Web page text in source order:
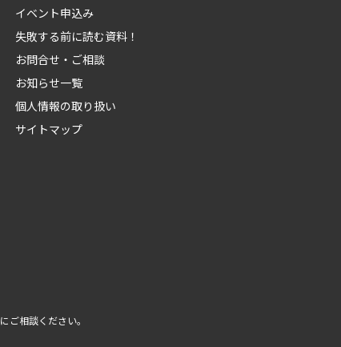
イベント申込み
失敗する前に読む資料！
お問合せ・ご相談
お知らせ一覧
個人情報の取り扱い
サイトマップ
にご相談ください。